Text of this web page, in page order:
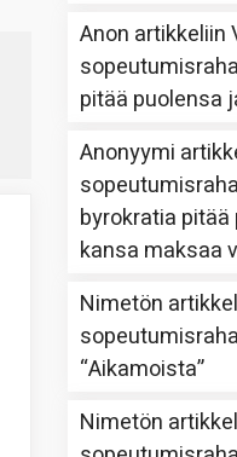
Anon artikkeliin
pitää puolensa
Anonyymi
byrokratia
kansa maksaa
Nimetön
“Aikamoista”
Nimetön